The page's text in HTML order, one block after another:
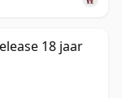
18 jaar